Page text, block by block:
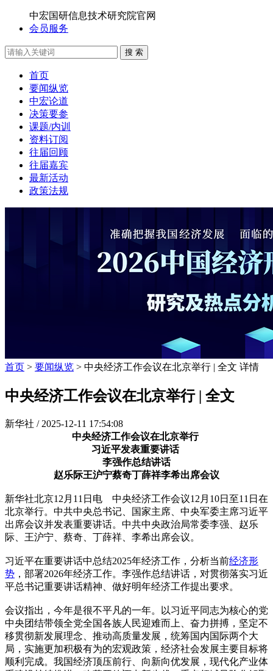
中宏国研信息技术研究院官网
会员服务
搜 索
首页
要闻纵览
中宏论道
决策要参
课题/内训
资料订阅
往届回顾
往届嘉宾
最新活动
政策法规
首页 > 要闻纵览 > 中央经济工作会议在北京举行 | 全文 详情
中央经济工作会议在北京举行 | 全文
新华社 / 2025-12-11 17:54:08
中央经济工作会议在北京举行
习近平发表重要讲话
李强作总结讲话
赵乐际王沪宁蔡奇丁薛祥李希出席会议
新华社北京12月11日电 中央经济工作会议12月10日至11日在
北京举行。中共中央总书记、国家主席、中央军委主席习近平
出席会议并发表重要讲话。中共中央政治局常委李强、赵乐
际、王沪宁、蔡奇、丁薛祥、李希出席会议。
习近平在重要讲话中总结2025年经济工作，分析当前经济形
势 ，部署2026年经济工作。李强作总结讲话，对贯彻落实习近
平总书记重要讲话精神、做好明年经济工作提出要求。
会议指出，今年是很不平凡的一年。以习近平同志为核心的党
中央团结带领全党全国各族人民迎难而上、奋力拼搏，坚定不
移贯彻新发展理念、推动高质量发展，统筹国内国际两个大
局，实施更加积极有为的宏观政策，经济社会发展主要目标将
顺利完成。我国经济顶压前行、向新向优发展，现代化产业体